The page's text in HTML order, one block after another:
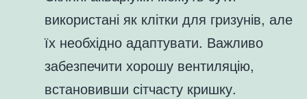
використані як клітки для гризунів, але
їх необхідно адаптувати. Важливо
забезпечити хорошу вентиляцію,
встановивши сітчасту кришку.